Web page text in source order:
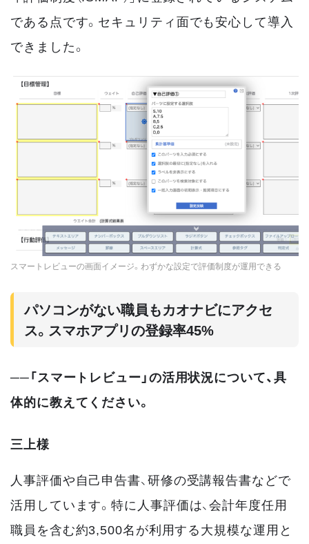
である点です。セキュリティ面でも安心して導入
できました。
スマートレビューの画面イメージ。わずかな設定で評価制度が運用できる
パソコンがない職員もカオナビにアクセ
ス。スマホアプリの登録率45%
──「スマートレビュー」の活用状況について、具
体的に教えてください。
三上様
人事評価や自己申告書、研修の受講報告書などで
活用しています。特に人事評価は、会計年度任用
職員を含む約3,500名が利用する大規模な運用と